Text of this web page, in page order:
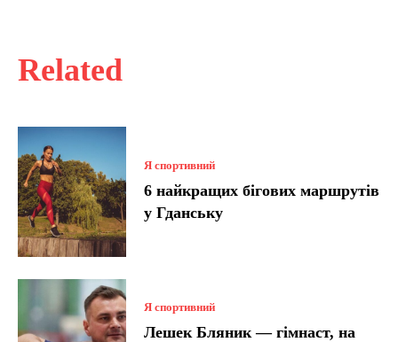
Related
Я спортивний
6 найкращих бігових маршрутів
у Гданську
Я спортивний
Лешек Бляник — гімнаст, на